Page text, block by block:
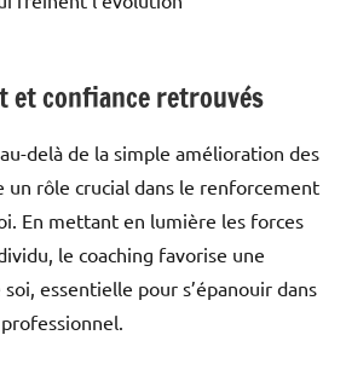
et confiance retrouvés
delà de la simple amélioration des
un rôle crucial dans le renforcement
En mettant en lumière les forces
le coaching favorise une
essentielle pour s’épanouir dans